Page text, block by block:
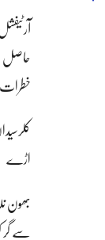
خطرات
اڑے
بھون
سے گر